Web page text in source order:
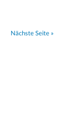
Nächste Seite »